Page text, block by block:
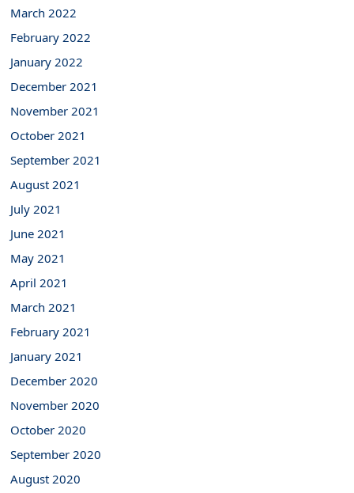
March 2022
February 2022
January 2022
December 2021
November 2021
October 2021
September 2021
August 2021
July 2021
June 2021
May 2021
April 2021
March 2021
February 2021
January 2021
December 2020
November 2020
October 2020
September 2020
August 2020